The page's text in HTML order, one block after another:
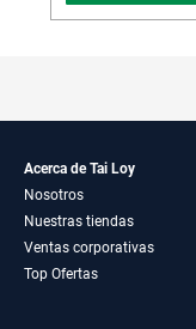
Acerca de Tai Loy
Nosotros
Nuestras tiendas
Ventas corporativas
Top Ofertas